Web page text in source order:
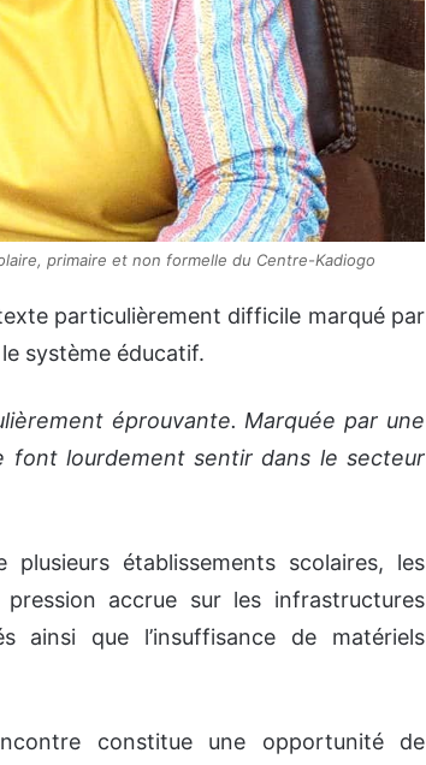
primaire et non formelle du Centre-Kadiogo
particulièrement difficile marqué par
système éducatif.
éprouvante. Marquée par une
font lourdement sentir dans le secteur
établissements scolaires, les
accrue sur les infrastructures
ainsi que l’insuffisance de matériels
constitue une opportunité de